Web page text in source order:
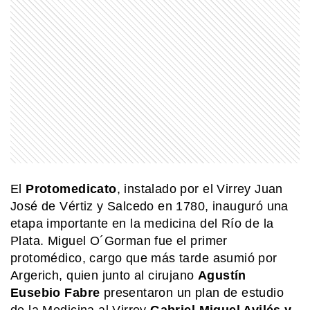
El Protomedicato, instalado por el Virrey Juan
José de Vértiz y Salcedo en 1780, inauguró una
etapa importante en la medicina del Río de la
Plata. Miguel O´Gorman fue el primer
protomédico, cargo que más tarde asumió por
Argerich, quien junto al cirujano Agustín
Eusebio Fabre presentaron un plan de estudio
SABER MAS
¿Qué significa cuando los perros se
ponen panza arriba?
MI PAIS
¿Sabías que Manuel Belgrano y Juan
José Castelli eran primos segundos?
COMUNIDAD EDUCATIVA
Crianza 2.0: la literatura infantil y
cómo fomentarla en las casas y
escuelas
COMUNIDAD EDUCATIVA
Crianza 2.0: la literatura infantil y
cómo fomentarla en las casas y
escuelas